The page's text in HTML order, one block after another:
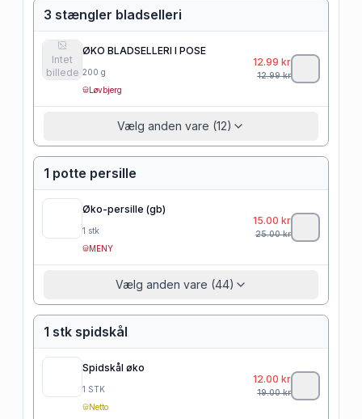
3 stængler bladselleri
Intet
billede
ØKO BLADSELLERI I POSE
200 g
Løvbjerg
12.99 kr
12.99kr
Vælg anden vare (12)
1 potte persille
Øko-persille (gb)
1 stk
MENY
15.00 kr
25.00kr
Vælg anden vare (44)
1 stk spidskål
Spidskål øko
1 STK
Netto
12.00 kr
19.00kr